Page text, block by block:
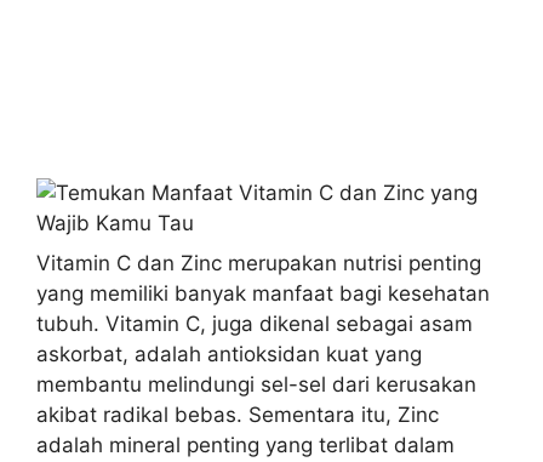
Vitamin C dan Zinc merupakan nutrisi penting
yang memiliki banyak manfaat bagi kesehatan
tubuh. Vitamin C, juga dikenal sebagai asam
askorbat, adalah antioksidan kuat yang
membantu melindungi sel-sel dari kerusakan
akibat radikal bebas. Sementara itu, Zinc
adalah mineral penting yang terlibat dalam